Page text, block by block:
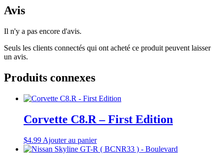
Avis
Il n'y a pas encore d'avis.
Seuls les clients connectés qui ont acheté ce produit peuvent laisser
un avis.
Produits connexes
Corvette C8.R – First Edition
$4.99 Ajouter au panier